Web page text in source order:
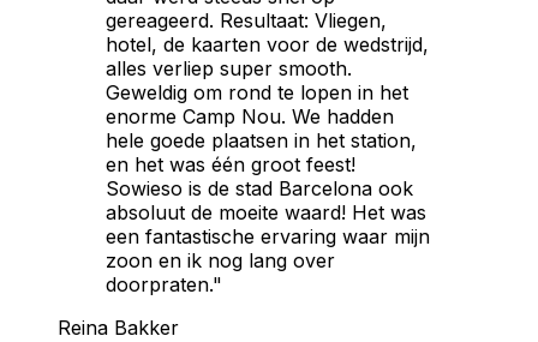
gereageerd. Resultaat: Vliegen,
hotel, de kaarten voor de wedstrijd,
alles verliep super smooth.
Geweldig om rond te lopen in het
enorme Camp Nou. We hadden
hele goede plaatsen in het station,
en het was één groot feest!
Sowieso is de stad Barcelona ook
absoluut de moeite waard! Het was
een fantastische ervaring waar mijn
zoon en ik nog lang over
doorpraten."
Reina Bakker